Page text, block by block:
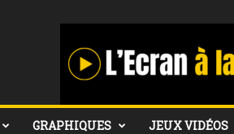
GRAPHIQUES JEUX VIDÉOS